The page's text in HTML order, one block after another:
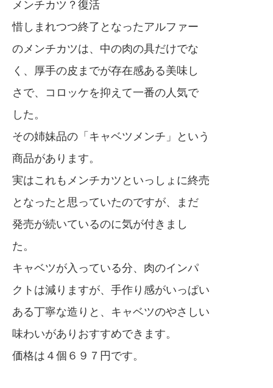
メンチカツ？復活
惜しまれつつ終了となったアルファー
のメンチカツは、中の肉の具だけでな
く、厚手の皮までが存在感ある美味し
さで、コロッケを抑えて一番の人気で
した。
その姉妹品の「キャベツメンチ」という
商品があります。
実はこれもメンチカツといっしょに終売
となったと思っていたのですが、まだ
発売が続いているのに気が付きまし
た。
キャベツが入っている分、肉のインパ
クトは減りますが、手作り感がいっぱい
ある丁寧な造りと、キャベツのやさしい
味わいがありおすすめできます。
価格は４個６９７円です。